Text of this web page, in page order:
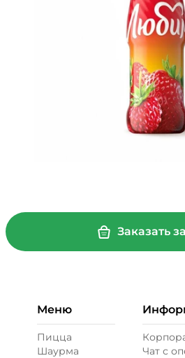
Заказать за
Меню
Пицца
Шаурма
Чат с